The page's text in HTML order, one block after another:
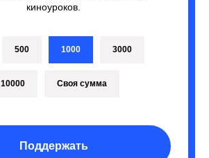
киноуроков.
500 1000 3000
10000 Своя сумма
Поддержать